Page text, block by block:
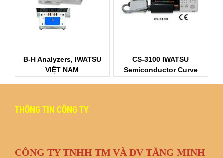
B-H Analyzers, IWATSU
VIỆT NAM
CS-3100 IWATSU
Semiconductor Curve
THÔNG TIN CÔNG TY
CÔNG TY TNHH TM VÀ DV TĂNG MINH